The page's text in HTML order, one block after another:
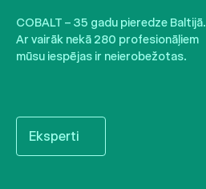
COBALT – 35 gadu pieredze Baltijā.
Ar vairāk nekā 280 profesionāļiem
mūsu iespējas ir neierobežotas.
Eksperti